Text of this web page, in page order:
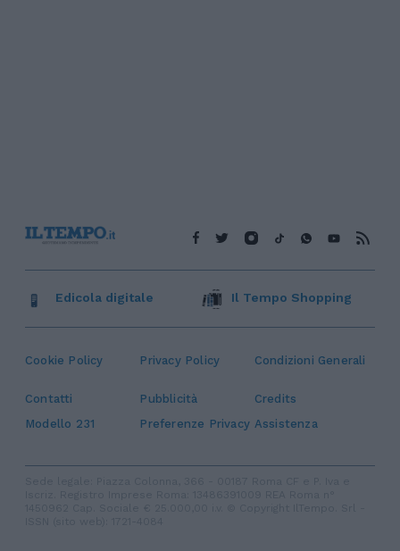
Cookie Policy Privacy Policy Condizioni Generali
Contatti Pubblicità
Credits
Modello 231
Preferenze Privacy Assistenza
Edicola digitale Il Tempo Shopping